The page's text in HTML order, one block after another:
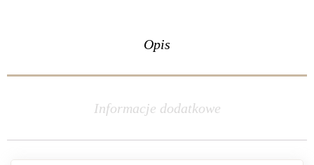
Opis
Informacje dodatkowe